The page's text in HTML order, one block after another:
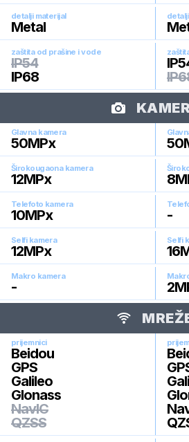
detalji materijal
Metal
zaštita od prašine i vode
IP54
IP68
Glavna kamera
50MPx 50
Širokougaona kamera
12MPx 8
Telefoto kamera
10MPx -
Selfi kamera
12MPx
Selfi
16
Makro kamera
- 2
prijemnici
Beidou
GPS
Galileo
Glonass
NavIC
QZSS